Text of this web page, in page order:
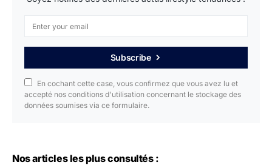
Subscribe
En cochant cette case, vous confirmez que vous avez lu et
accepté nos conditions d'utilisation concernant le stockage des
données soumises via ce formulaire.
Nos articles les plus consultés :